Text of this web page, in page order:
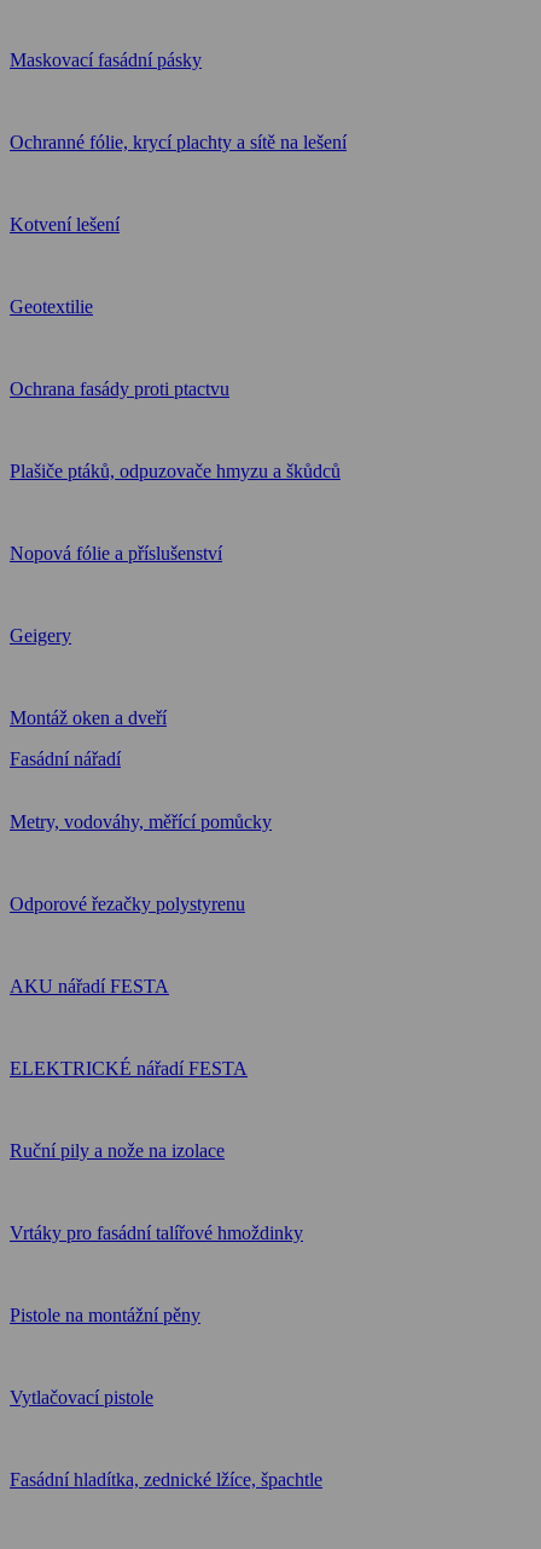
Maskovací fasádní pásky
Ochranné fólie, krycí plachty a sítě na lešení
Kotvení lešení
Geotextilie
Ochrana fasády proti ptactvu
Plašiče ptáků, odpuzovače hmyzu a škůdců
Nopová fólie a příslušenství
Geigery
Montáž oken a dveří
Fasádní nářadí
Metry, vodováhy, měřící pomůcky
Odporové řezačky polystyrenu
AKU nářadí FESTA
ELEKTRICKÉ nářadí FESTA
Ruční pily a nože na izolace
Vrtáky pro fasádní talířové hmoždinky
Pistole na montážní pěny
Vytlačovací pistole
Fasádní hladítka, zednické lžíce, špachtle